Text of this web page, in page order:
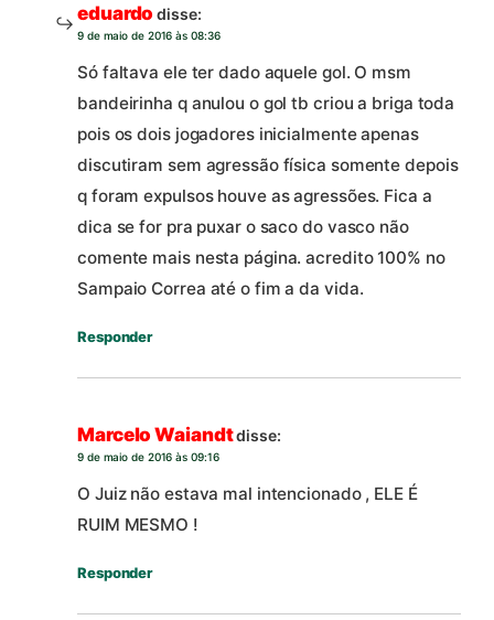
eduardo disse:
9 de maio de 2016 às 08:36
Só faltava ele ter dado aquele gol. O msm
bandeirinha q anulou o gol tb criou a briga toda
pois os dois jogadores inicialmente apenas
discutiram sem agressão física somente depois
q foram expulsos houve as agressões. Fica a
dica se for pra puxar o saco do vasco não
comente mais nesta página. acredito 100% no
Sampaio Correa até o fim a da vida.
Responder
Marcelo Waiandtdisse:
9 de maio de 2016 às 09:16
O Juiz não estava mal intencionado , ELE É
RUIM MESMO !
Responder